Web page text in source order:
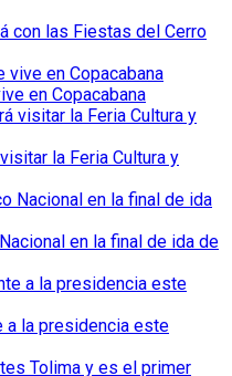
con las Fiestas del Cerro
en Copacabana
la Feria Cultura y
en la final de ida de
a la presidencia este